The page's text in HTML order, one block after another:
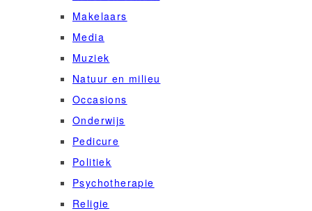
Makelaars
Media
Muziek
Natuur en milieu
Occasions
Onderwijs
Pedicure
Politiek
Psychotherapie
Religie